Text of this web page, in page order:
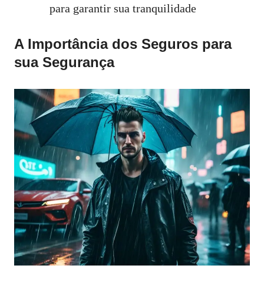
para garantir sua tranquilidade
A Importância dos Seguros para
sua Segurança